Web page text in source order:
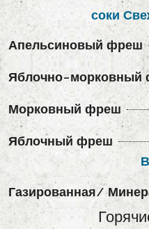
соки
Апельсиновый фреш
Яблочно-морковный
Морковный фреш
Яблочный фреш
Газированная/